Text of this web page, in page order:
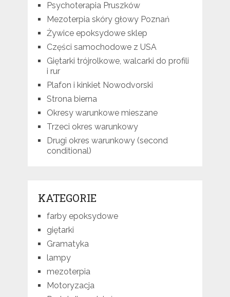
Psychoterapia Pruszków
Mezoterpia skóry głowy Poznań
Żywice epoksydowe sklep
Części samochodowe z USA
Giętarki trójrolkowe, walcarki do profili
i rur
Plafon i kinkiet Nowodvorski
Strona bierna
Okresy warunkowe mieszane
Trzeci okres warunkowy
Drugi okres warunkowy (second
conditional)
KATEGORIE
farby epoksydowe
giętarki
Gramatyka
lampy
mezoterpia
Motoryzacja